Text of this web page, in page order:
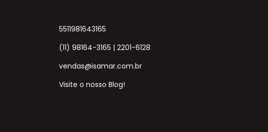
5511981643165
(11) 98164-3165 | 2201-6128
vendas@isamar.com.br
Visite o nosso Blog!